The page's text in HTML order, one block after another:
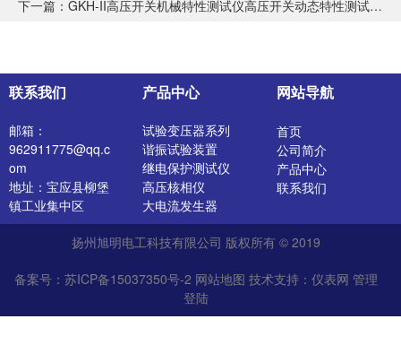
下一篇： GKH-II高压开关机械特性测试仪高压开关动态特性测试仪价格
联系我们
邮箱：
962911775@qq.c
om
地址：宝应县柳堡
镇工业集中区
产品中心
试验变压器系列
谐振试验装置
继电保护测试仪
高压核相仪
大电流发生器
开关特性测试仪
高压发生器
介质损耗测试仪
直流电阻测试仪
绝缘油介电强度测
网站导航
首页
公司简介
产品中心
联系我们
扬州旭明电工科技有限公司 版权所有 © 2019
备案号：苏ICP备15037350号-2 网站地图 技术支持： 仪表网 管理
登陆